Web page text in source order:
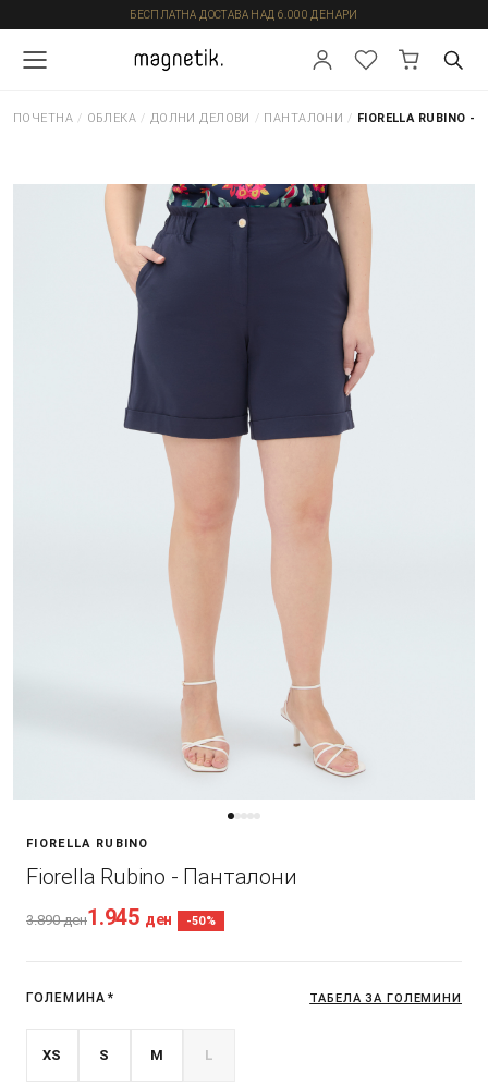
БЕСПЛАТНА ДОСТАВА НАД 6.000 ДЕНАРИ
ПОЧЕТНА / ОБЛЕКА / ДОЛНИ ДЕЛОВИ / ПАНТАЛОНИ / FIORELLA RUBINO
FIORELLA RUBINO
Fiorella Rubino - Панталони
3.890ден1.945 ден -50%
ГОЛЕМИНА * ТАБЕЛА ЗА ГОЛЕМИНИ
XS S M L